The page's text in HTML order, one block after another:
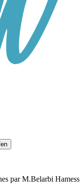
par M.Belarbi Hamess